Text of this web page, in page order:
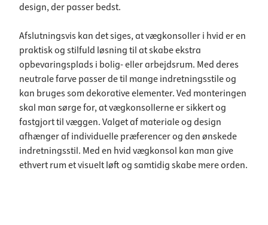
design, der passer bedst.
Afslutningsvis kan det siges, at vægkonsoller i hvid er en
praktisk og stilfuld løsning til at skabe ekstra
opbevaringsplads i bolig- eller arbejdsrum. Med deres
neutrale farve passer de til mange indretningsstile og
kan bruges som dekorative elementer. Ved monteringen
skal man sørge for, at vægkonsollerne er sikkert og
fastgjort til væggen. Valget af materiale og design
afhænger af individuelle præferencer og den ønskede
indretningsstil. Med en hvid vægkonsol kan man give
ethvert rum et visuelt løft og samtidig skabe mere orden.